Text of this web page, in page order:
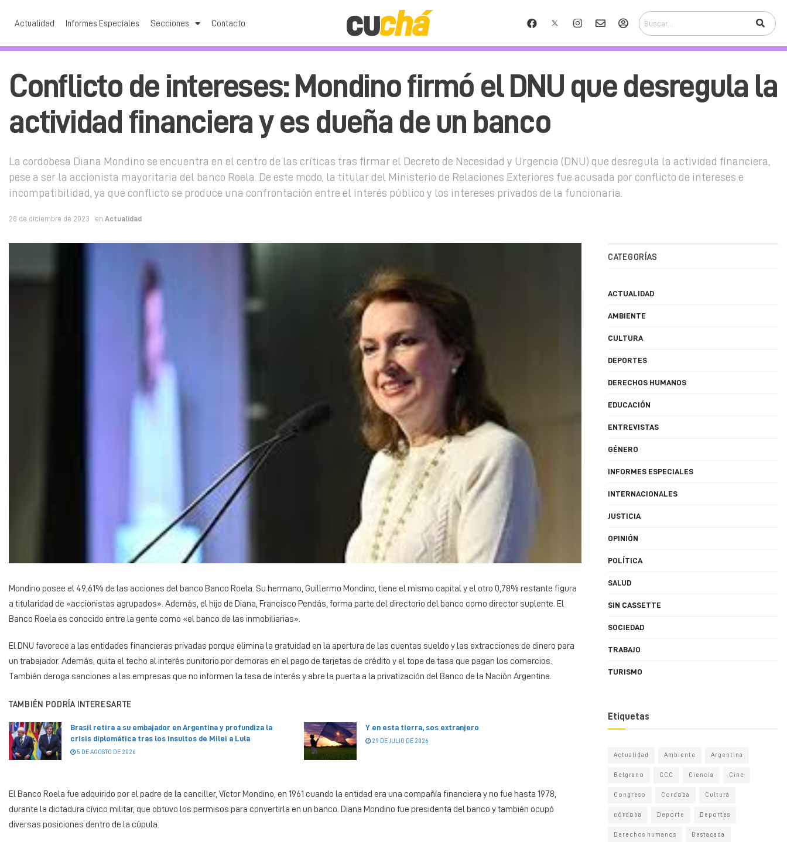
Actualidad Informes Especiales Secciones Contacto
Conflicto de intereses: Mondino firmó el DNU que desregula la
actividad financiera y es dueña de un banco
La cordobesa Diana Mondino se encuentra en el centro de las críticas tras firmar el Decreto de Necesidad y Urgencia (DNU) que desregula la actividad financiera,
pese a ser la accionista mayoritaria del banco Roela. De este modo, la titular del Ministerio de Relaciones Exteriores fue acusada por conflicto de intereses e
incompatibilidad, ya que conflicto se produce una confrontación entre el interés público y los intereses privados de la funcionaria.
28 de diciembre de 2023 en Actualidad
Mondino posee el 49,61% de las acciones del banco Banco Roela. Su hermano, Guillermo Mondino, tiene el mismo capital y el otro 0,78% restante figura
a titularidad de «accionistas agrupados». Además, el hijo de Diana, Francisco Pendás, forma parte del directorio del banco como director suplente. El
Banco Roela es conocido entre la gente como «el banco de las inmobiliarias».
El DNU favorece a las entidades financieras privadas porque elimina la gratuidad en la apertura de las cuentas sueldo y las extracciones de dinero para
un trabajador. Además, quita el techo al interés punitorio por demoras en el pago de tarjetas de crédito y el tope de tasa que pagan los comercios.
También deroga sanciones a las empresas que no informen la tasa de interés y abre la puerta a la privatización del Banco de la Nación Argentina.
TAMBIÉN PODRÍA INTERESARTE
Brasil retira a su embajador en Argentina y profundiza la
crisis diplomática tras los insultos de Milei a Lula
5 DE AGOSTO DE 2026
Y en esta tierra, sos extranjero
29 DE JULIO DE 2026
El Banco Roela fue adquirido por el padre de la canciller, Víctor Mondino, en 1961 cuando la entidad era una compañía financiera y no fue hasta 1978,
durante la dictadura cívico militar, que obtuvo los permisos para convertirla en un banco. Diana Mondino fue presidenta del banco y también ocupó
diversas posiciones dentro de la cúpula.
CATEGORÍAS
ACTUALIDAD
AMBIENTE
CULTURA
DEPORTES
DERECHOS HUMANOS
EDUCACIÓN
ENTREVISTAS
GÉNERO
INFORMES ESPECIALES
INTERNACIONALES
JUSTICIA
OPINIÓN
POLÍTICA
SALUD
SIN CASSETTE
SOCIEDAD
TRABAJO
TURISMO
Etiquetas
Actualidad Ambiente Argentina
Belgrano CCC Ciencia Cine
Congreso Cordoba Cultura
córdoba Deporte Deportes
Derechos humanos Destacada